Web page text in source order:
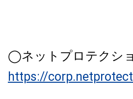
◯ネットプロテクシ
https://